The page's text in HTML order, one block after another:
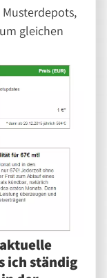
gleichen
ich ständig